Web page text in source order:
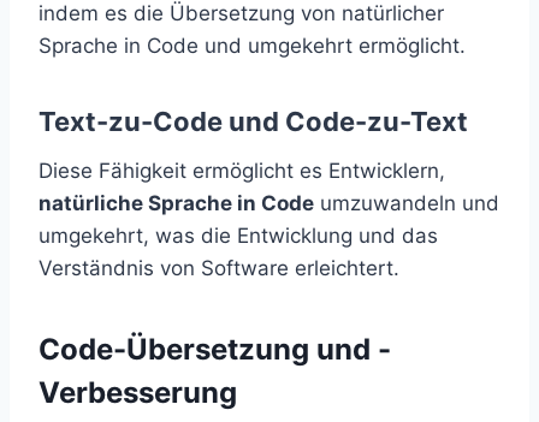
indem es die Übersetzung von natürlicher
Sprache in Code und umgekehrt ermöglicht.
Text-zu-Code und Code-zu-Text
Diese Fähigkeit ermöglicht es Entwicklern,
natürliche Sprache in Code umzuwandeln und
umgekehrt, was die Entwicklung und das
Verständnis von Software erleichtert.
Code-Übersetzung und -
Verbesserung